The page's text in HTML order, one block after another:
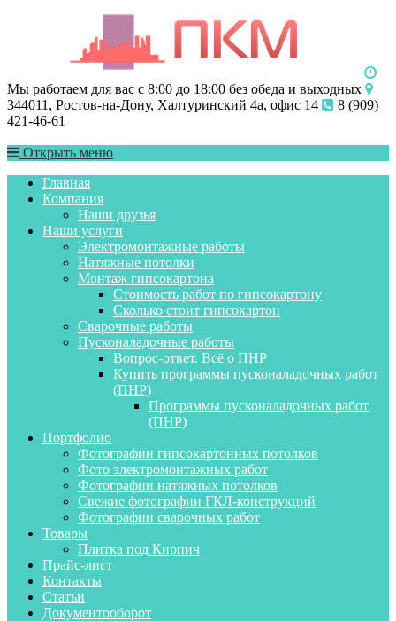
Мы работаем для вас с 8:00 до 18:00 без обеда и выходных
344011, Ростов-на-Дону, Халтуринский 4а, офис 14
8 (909)
421-46-61
Открыть меню
Главная
Компания
Наши друзья
Наши услуги
Электромонтажные работы
Натяжные потолки
Монтаж гипсокартона
Стоимость работ по гипсокартону
Сколько стоит гипсокартон
Сварочные работы
Пусконаладочные работы
Вопрос-ответ. Всё о ПНР
Купить программы пусконаладочных работ
(ПНР)
Программы пусконаладочных работ
(ПНР)
Портфолио
Фотографии гипсокартонных потолков
Фото электромонтажных работ
Фотографии натяжных потолков
Свежие фотографии ГКЛ-конструкций
Фотографии сварочных работ
Товары
Плитка под Кирпич
Прайс-лист
Контакты
Статьи
Документооборот